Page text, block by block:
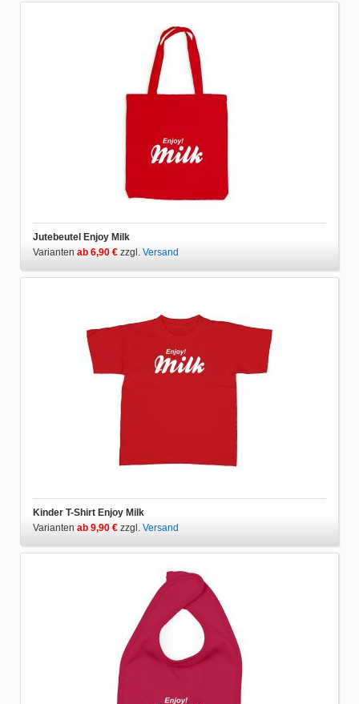
Jutebeutel Enjoy Milk
Varianten ab 6,90 € zzgl. Versand
Kinder T-Shirt Enjoy Milk
Varianten ab 9,90 € zzgl. Versand